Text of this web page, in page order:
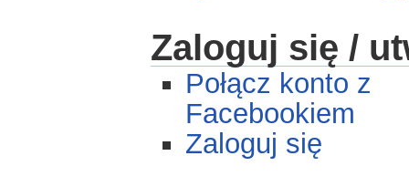
Zaloguj się /
Połącz konto z
Facebookiem
Zaloguj się